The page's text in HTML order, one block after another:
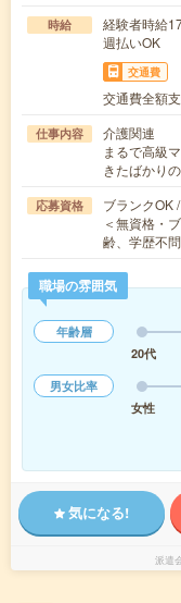
時給
経験者時給
週払いOK
交通費
交通費全額
仕事内容
介護関連
まるで高級
きたばかり
応募資格
ブランクOK
＜無資格・
齢、学歴不
職場の雰囲気
年齢層
20代
男女比率
女性
気になる!
派遣